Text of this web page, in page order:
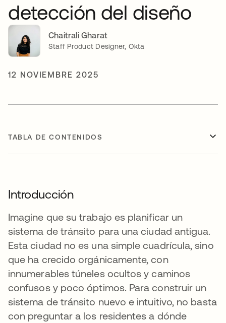
detección del diseño
Chaitrali Gharat
Staff Product Designer, Okta
12 NOVIEMBRE 2025
TABLA DE CONTENIDOS
Introducción
Imagine que su trabajo es planificar un
sistema de tránsito para una ciudad antigua.
Esta ciudad no es una simple cuadrícula, sino
que ha crecido orgánicamente, con
innumerables túneles ocultos y caminos
confusos y poco óptimos. Para construir un
sistema de tránsito nuevo e intuitivo, no basta
con preguntar a los residentes a dónde